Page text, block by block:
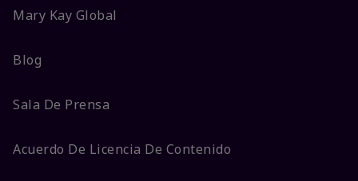
Mary Kay Global
Blog
Sala De Prensa
Acuerdo De Licencia De Contenido